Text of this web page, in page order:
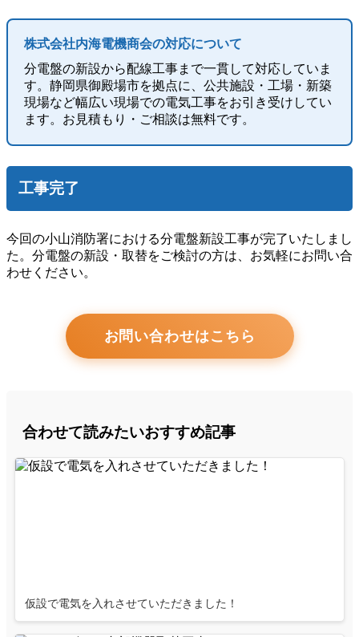
株式会社内海電機商会の対応について
分電盤の新設から配線工事まで一貫して対応していま
す。静岡県御殿場市を拠点に、公共施設・工場・新築
現場など幅広い現場での電気工事をお引き受けしてい
ます。お見積もり・ご相談は無料です。
工事完了
今回の小山消防署における分電盤新設工事が完了いたしまし
た。分電盤の新設・取替をご検討の方は、お気軽にお問い合
わせください。
お問い合わせはこちら
合わせて読みたいおすすめ記事
仮設で電気を入れさせていただきました！